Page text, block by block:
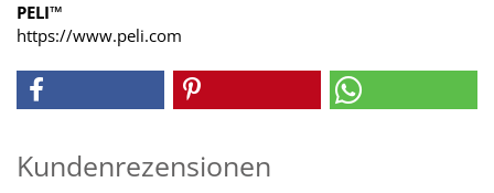
PELI™
https://www.peli.com
Kundenrezensionen